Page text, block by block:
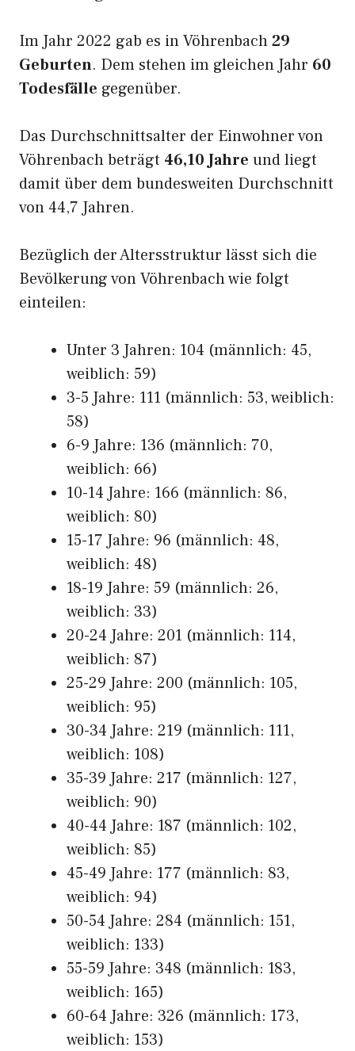
Im Jahr 2022 gab es in Vöhrenbach29
Geburten. Dem stehen im gleichen Jahr 60
Todesfälle gegenüber.
Das Durchschnittsalter der Einwohner von
Vöhrenbach beträgt 46,10 Jahre und liegt
damit über dem bundesweiten Durchschnitt
von 44,7 Jahren.
Bezüglich der Altersstruktur lässt sich die
Bevölkerung von Vöhrenbach wie folgt
einteilen:
Unter 3 Jahren: 104 (männlich: 45,
weiblich: 59)
3-5 Jahre: 111 (männlich: 53, weiblich:
58)
6-9 Jahre: 136 (männlich: 70,
weiblich: 66)
10-14 Jahre: 166 (männlich: 86,
weiblich: 80)
15-17 Jahre: 96 (männlich: 48,
weiblich: 48)
18-19 Jahre: 59 (männlich: 26,
weiblich: 33)
20-24 Jahre: 201 (männlich: 114,
weiblich: 87)
25-29 Jahre: 200 (männlich: 105,
weiblich: 95)
30-34 Jahre: 219 (männlich: 111,
weiblich: 108)
35-39 Jahre: 217 (männlich: 127,
weiblich: 90)
40-44 Jahre: 187 (männlich: 102,
weiblich: 85)
45-49 Jahre: 177 (männlich: 83,
weiblich: 94)
50-54 Jahre: 284 (männlich: 151,
weiblich: 133)
55-59 Jahre: 348 (männlich: 183,
weiblich: 165)
60-64 Jahre: 326 (männlich: 173,
weiblich: 153)